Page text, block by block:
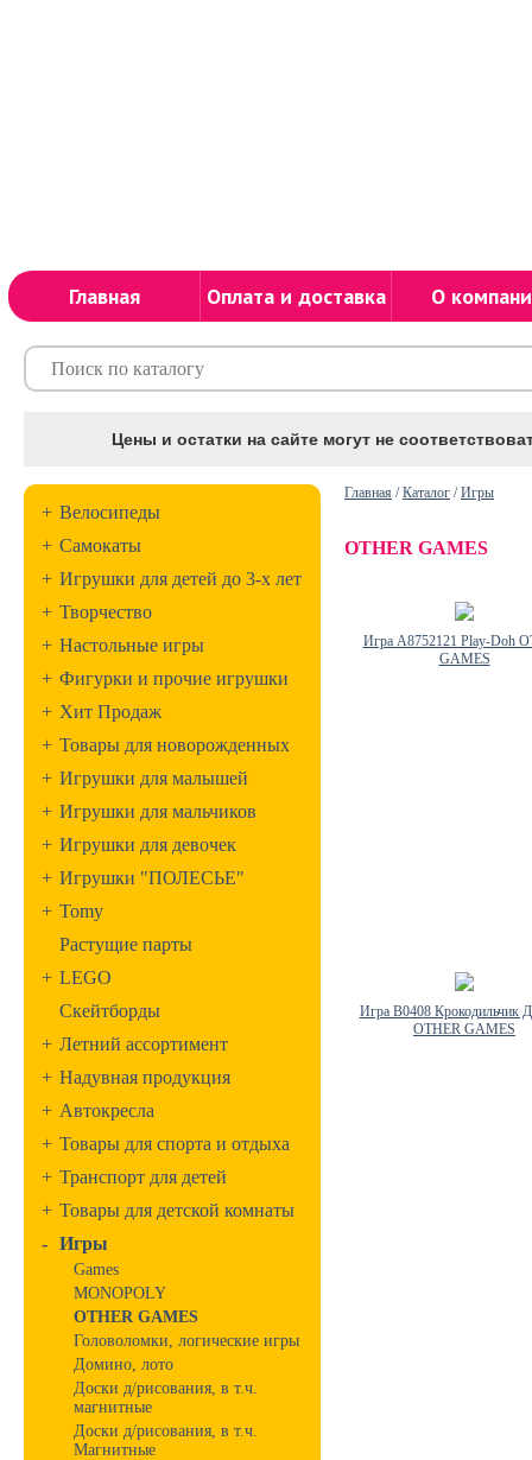
Главная Оплата и доставка О
Цены и остатки на сайте могут не
+ Велосипеды
+ Самокаты
+ Игрушки для детей до 3-х лет
+ Творчество
+ Настольные игры
+ Фигурки и прочие игрушки
+ Хит Продаж
+ Товары для новорожденных
+ Игрушки для малышей
+ Игрушки для мальчиков
+ Игрушки для девочек
+ Игрушки "ПОЛЕСЬЕ"
+ Tomy
Растущие парты
+ LEGO
Скейтборды
+ Летний ассортимент
+ Надувная продукция
+ Автокресла
+ Товары для спорта и отдыха
+ Транспорт для детей
+ Товары для детской комнаты
- Игры
Games
MONOPOLY
OTHER GAMES
Головоломки, логические игры
Домино, лото
Доски д/рисования, в т.ч.
магнитные
Доски д/рисования, в т.ч.
Магнитные
Главная /Каталог /Игры
OTHER GAMES
Игра A8752121 Play-Doh
GAMES
Игра B0408 Крокодильчик
OTHER GAMES